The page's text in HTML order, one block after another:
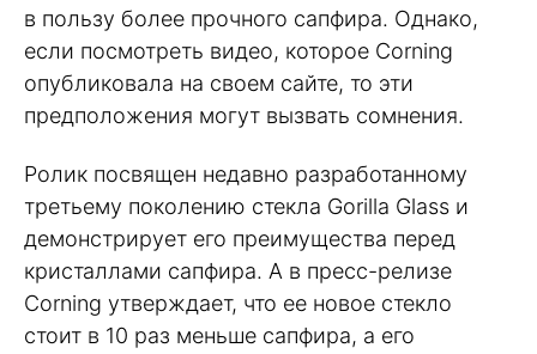
в пользу более прочного сапфира. Однако,
если посмотреть видео, которое Corning
опубликовала на своем сайте, то эти
предположения могут вызвать сомнения.
Ролик посвящен недавно разработанному
третьему поколению стекла Gorilla Glass и
демонстрирует его преимущества перед
кристаллами сапфира. А в пресс-релизе
Corning утверждает, что ее новое стекло
стоит в 10 раз меньше сапфира, а его